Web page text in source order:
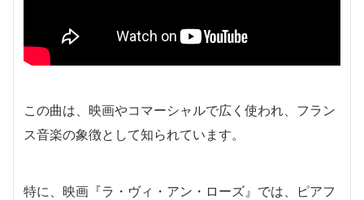
この曲は、映画やコマーシャルで広く使われ、フラン
ス音楽の象徴として知られています。
特に、映画『ラ・ヴィ・アン・ローズ』では、ピアフ